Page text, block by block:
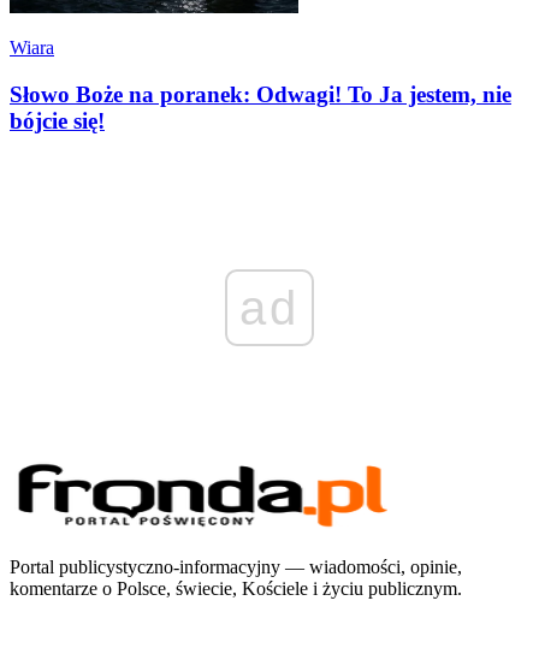
Wiara
Słowo Boże na poranek: Odwagi! To Ja jestem, nie
bójcie się!
ad
Portal publicystyczno-informacyjny — wiadomości, opinie,
komentarze o Polsce, świecie, Kościele i życiu publicznym.